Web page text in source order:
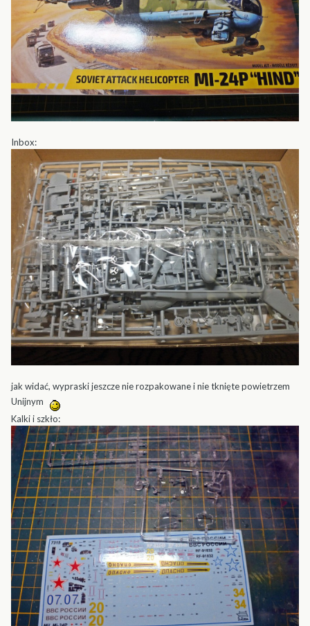
Inbox:
jak widać, wypraski jeszcze nie rozpakowane i nie tknięte powietrzem
Unijnym
Kalki i szkło: